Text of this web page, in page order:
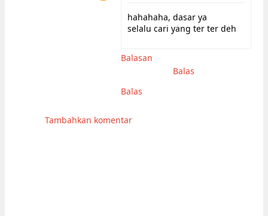
hahahaha, dasar ya
selalu cari yang ter ter deh
Balasan
Balas
Balas
Tambahkan komentar